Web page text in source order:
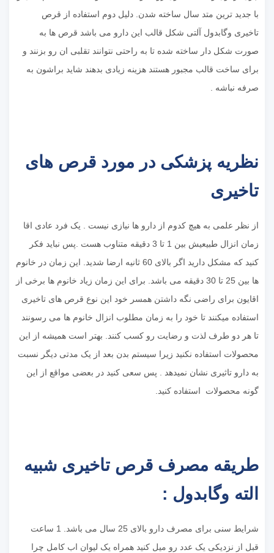
با جدید ترین متد سال ساخته شدن. دلیل دوم استفاده از قرص
تاخیری وگابدول آلتی شکل قالب این دارو می باشد قرص ها به
صورت شکل دار ساخته شده تا به راحتی نتوانند تقلبی ان رو بزنند و
برای ساخت قالب مجبور هستند هزینه زیادی بدهند شاید براشون به
صرفه نباشه .
نظریه پزشکی در مورد قرص های
تاخیری
از نظر علمی به هیچ کدوم از دارو ها نیازی نیست . یک فرد عادی اقا
زمان انزال طبیعیش بین 1 تا 3 دقیقه متناوب هست .پس نباید فکر
کنید که مشکل دارید اگر بالای 60 ثانیه ارضا شدید. این زمان در خانوم
ها بین 25 تا 30 دقیقه می باشد. برای این زمان زیاد خانوم ها برخی از
اقایون برای راضی نگه داشتن همسر خود این نوع قرص های تاخیری
استفاده میکنند تا خود را به زمان مطلوب انزال خانوم ها می رسونند
تا هر دو طرف لذت و رضایت رو کسب کنند. بهتر است همیشه از این
محصولات استفاده نکنید زیرا سیستم بدن بعد از یک مدتی دیگر نسبت
به دارو تاثیری نشان نمیدهد . پس سعی کنید در بعضی مواقع از این
گونه محصولات استفاده کنید.
طریقه مصرف قرص تاخیری شبیه
الته وگابدول :
شرایط سنی برای مصرف دارو بالای 25 سال می باشد. 1 ساعت
قبل از نزدیکی یک عدد رو میل کنید همراه یک لیوان اب کامل چرا